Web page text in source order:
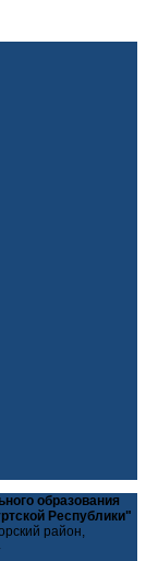
образования
Республики"
район,